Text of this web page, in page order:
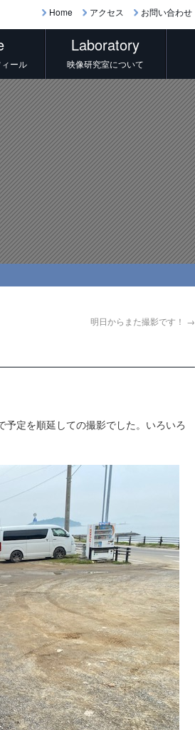
Home アクセス お問い合わせ
ール
Laboratory
映像研究室について
university
明日からまた撮影です！ →
定を順延しての撮影でした。いろいろ